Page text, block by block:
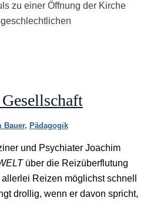
zu einer Öffnung der Kirche
Bauer, Pädagogik
und Psychiater Joachim
über die Reizüberflutung
Reizen möglichst schnell
drollig, wenn er davon spricht,